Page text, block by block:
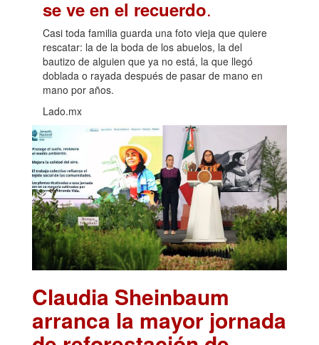
se ve en el recuerdo.
Casi toda familia guarda una foto vieja que quiere
rescatar: la de la boda de los abuelos, la del
bautizo de alguien que ya no está, la que llegó
doblada o rayada después de pasar de mano en
mano por años.
Lado.mx
Claudia Sheinbaum
arranca la mayor jornada